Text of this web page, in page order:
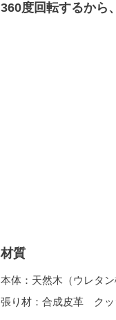
360度回転するから
材質
本体：天然木（ウレタン
張り材：合成皮革 クッ